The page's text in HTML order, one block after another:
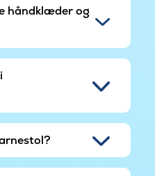
håndklæder og